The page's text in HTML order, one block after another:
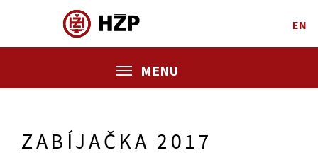
EN
MENU
ZABÍJAČKA 2017